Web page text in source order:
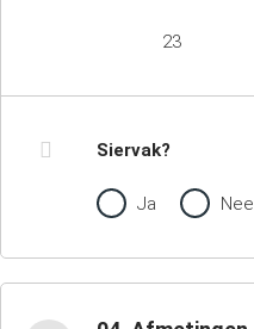
23
Siervak?
Ja Nee